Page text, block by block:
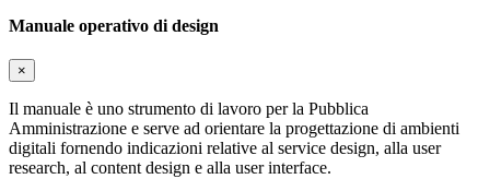
Manuale operativo di design
×
Il manuale è uno strumento di lavoro per la Pubblica
Amministrazione e serve ad orientare la progettazione di ambienti
digitali fornendo indicazioni relative al service design, alla user
research, al content design e alla user interface.